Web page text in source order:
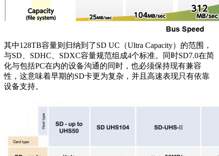
其中128TB容量则归纳到了SD UC（Ultra Capacity）的范围，
与SD、SDHC、SDXC容量规范组成4个标准。同时SD7.0在简
化与包括PC在内的设备沟通的同时，也必须保持现有兼容
性，这意味着早期的SD卡更为复杂，并且高速表现只有依靠
设备支持。